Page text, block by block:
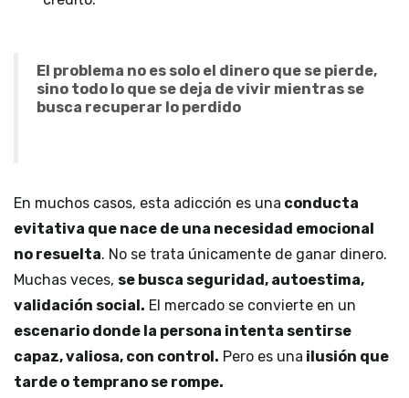
El problema no es solo el dinero que se pierde,
sino todo lo que se deja de vivir mientras se
busca recuperar lo perdido
En muchos casos, esta adicción es una conducta
evitativa que nace de una necesidad emocional
no resuelta. No se trata únicamente de ganar dinero.
Muchas veces, se busca seguridad, autoestima,
validación social. El mercado se convierte en un
escenario donde la persona intenta sentirse
capaz, valiosa, con control. Pero es una ilusión que
tarde o temprano se rompe.